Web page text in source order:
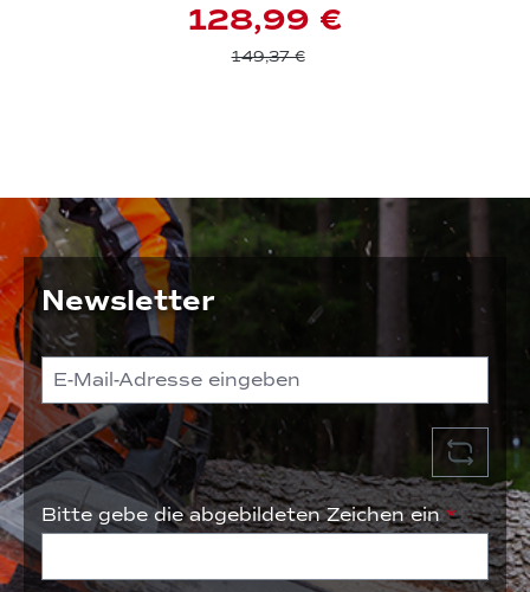
128,99 €
149,37 €
Newsletter
Bitte gebe die abgebildeten Zeichen ein*